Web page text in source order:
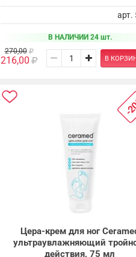
арт.
В НАЛИЧИИ 24 шт.
270,00
216,00 В
-
Цера-крем для ног
ультраувлажняющий
действия, 75 мл